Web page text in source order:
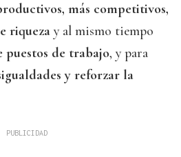
más competitivos,
riqueza y al mismo tiempo
puestos de trabajo, y para
y reforzar la